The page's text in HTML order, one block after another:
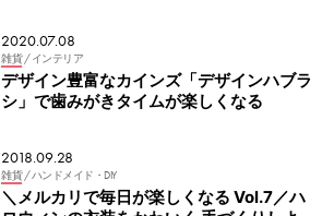
2020.07.08
雑貨 / インテリア
デザイン豊富なカインズ「デザインハブラ
シ」で歯みがきタイムが楽しくなる
2018.09.28
雑貨 / ハンドメイド・DIY
＼メルカリで毎日が楽しくなる Vol.7／ハ